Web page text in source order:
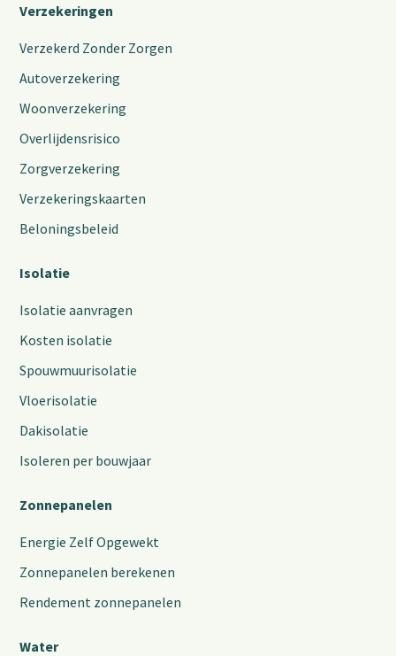
Verzekeringen
Verzekerd Zonder Zorgen
Autoverzekering
Woonverzekering
Overlijdensrisico
Zorgverzekering
Verzekeringskaarten
Beloningsbeleid
Isolatie
Isolatie aanvragen
Kosten isolatie
Spouwmuurisolatie
Vloerisolatie
Dakisolatie
Isoleren per bouwjaar
Zonnepanelen
Energie Zelf Opgewekt
Zonnepanelen berekenen
Rendement zonnepanelen
Water